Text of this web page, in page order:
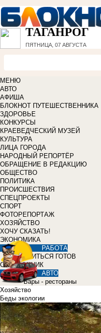
ТАГАНРОГ
ПЯТНИЦА, 07 АВГУСТА
МЕНЮ
АВТО
АФИША
БЛОКНОТ ПУТЕШЕСТВЕННИКА
ЗДОРОВЬЕ
КОНКУРСЫ
КРАЕВЕДЧЕСКИЙ МУЗЕЙ
КУЛЬТУРА
ЛИЦА ГОРОДА
НАРОДНЫЙ РЕПОРТЁР
ОБРАЩЕНИЕ В РЕДАКЦИЮ
ОБЩЕСТВО
ПОЛИТИКА
ПРОИСШЕСТВИЯ
СПЕЦПРОЕКТЫ
СПОРТ
ФОТОРЕПОРТАЖ
ХОЗЯЙСТВО
ХОЧУ СКАЗАТЬ!
ЭКОНОМИКА
РАБОТА
УЧИТЬСЯ ГОТОВ
СПРАВОЧНИК
АВТО
Бары - рестораны
Хозяйство
Беды экологии